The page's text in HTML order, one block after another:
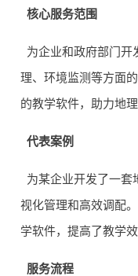
核心服务范围
为企业和政府部门开
理、环境监测等方面
的教学软件，助力地
代表案例
为某企业开发了一套
视化管理和高效调配
学软件，提高了教学效
服务流程